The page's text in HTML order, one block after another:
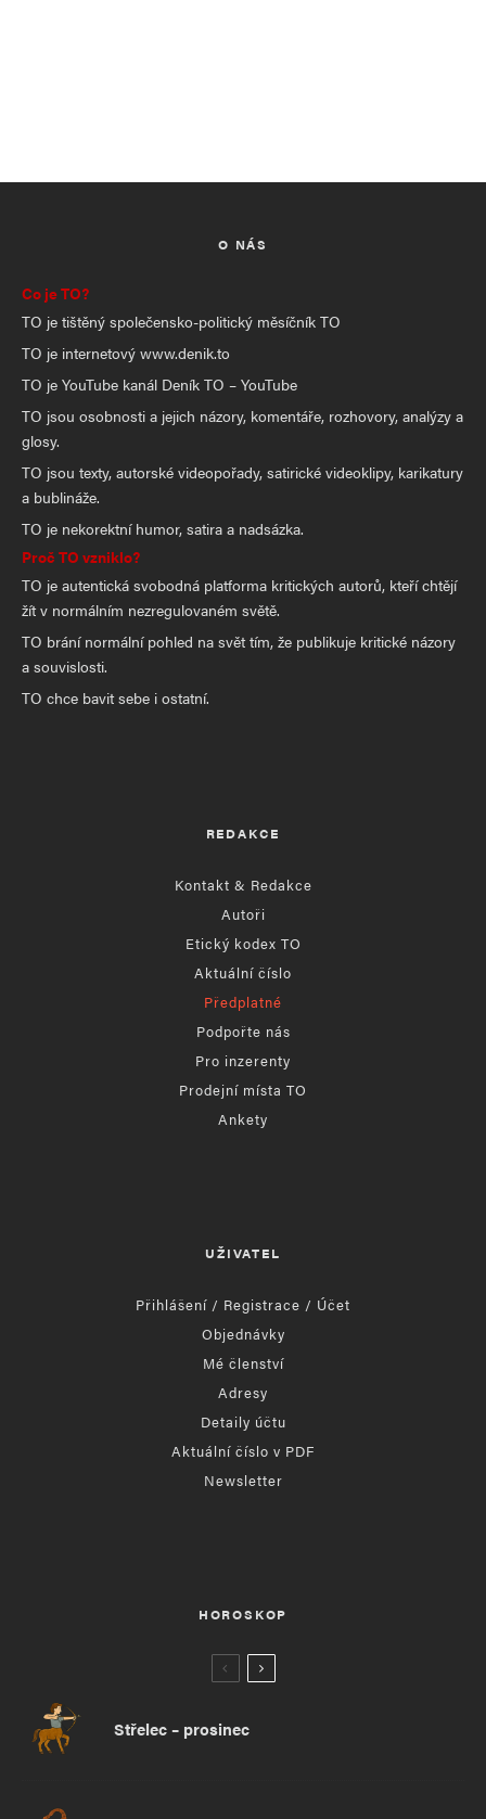
O NÁS
Co je TO?
TO je tištěný společensko-politický měsíčník TO
TO je internetový www.denik.to
TO je YouTube kanál Deník TO – YouTube
TO jsou osobnosti a jejich názory, komentáře, rozhovory, analýzy a
glosy.
TO jsou texty, autorské videopořady, satirické videoklipy, karikatury
a bublináže.
TO je nekorektní humor, satira a nadsázka.
Proč TO vzniklo?
TO je autentická svobodná platforma kritických autorů, kteří chtějí
žít v normálním nezregulovaném světě.
TO brání normální pohled na svět tím, že publikuje kritické názory
a souvislosti.
TO chce bavit sebe i ostatní.
REDAKCE
Kontakt & Redakce
Autoři
Etický kodex TO
Aktuální číslo
Předplatné
Podpořte nás
Pro inzerenty
Prodejní místa TO
Ankety
UŽIVATEL
Přihlášení / Registrace / Účet
Objednávky
Mé členství
Adresy
Detaily účtu
Aktuální číslo v PDF
Newsletter
HOROSKOP
Střelec – prosinec